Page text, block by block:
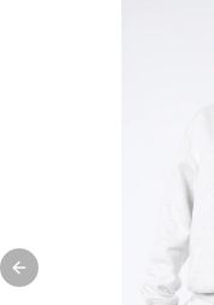
Previous slide